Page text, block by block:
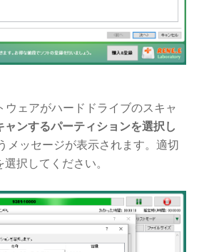
ウェアがハードドライブのスキャ
ャンするパーティションを選択し
メッセージが表示されます。適切
択してください。